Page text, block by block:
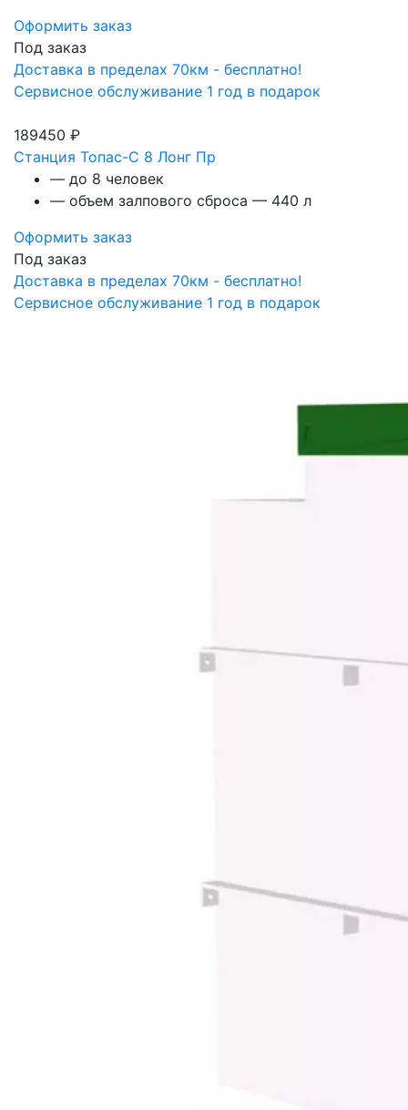
Оформить заказ
Под заказ
Доставка в пределах 70км - бесплатно!
Сервисное обслуживание 1 год в подарок
189450 ₽
Станция Топас-С 8 Лонг Пр
— до 8 человек
— объем залпового сброса — 440 л
Оформить заказ
Под заказ
Доставка в пределах 70км - бесплатно!
Сервисное обслуживание 1 год в подарок